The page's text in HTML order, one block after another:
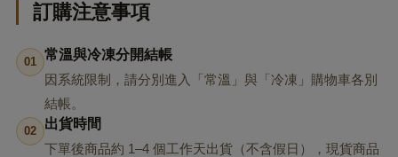
訂購注意事項
01
常溫與冷凍分開結帳
因系統限制，請分別進入「常溫」與「冷凍」購物車各別
結帳。
02
出貨時間
下單後商品約 1–4 個工作天出貨（不含假日），現貨商品